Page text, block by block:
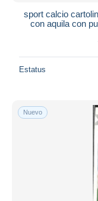
sport calcio
con aquila con
Estatus
Nuevo